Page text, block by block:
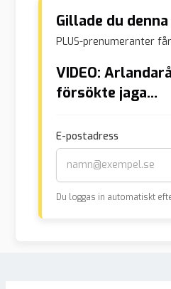
Gillade du
PLUS-prenumeranter
VIDEO:
försökte jaga
apotek – ”Knulla
mammor –
landsförrädare”
E-postadress
Du loggas in automatiskt